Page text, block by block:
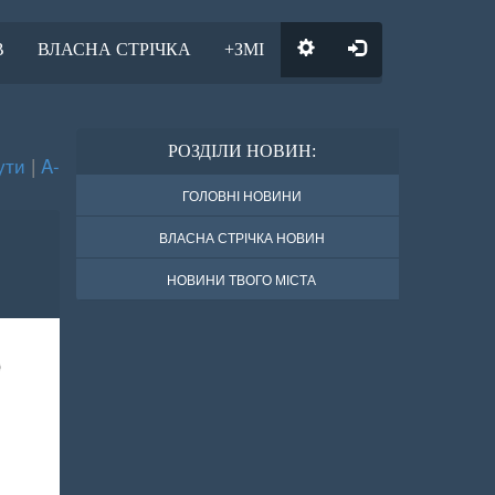
ВЛАСНА СТРІЧКА +ЗМІ
| A-
РОЗДІЛИ НОВИН:
ГОЛОВНІ НОВИНИ
ВЛАСНА СТРІЧКА НОВИН
НОВИНИ ТВОГО МІСТА